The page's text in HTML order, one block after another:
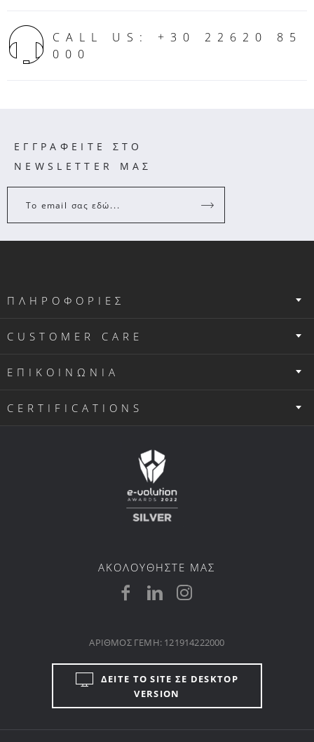
CALL US: +30 22620 85
000
ΕΓΓΡΑΦΕΙΤΕ ΣΤΟ
NEWSLETTER ΜΑΣ
Το email σας εδώ...
ΠΛΗΡΟΦΟΡΙΕΣ
CUSTOMER CARE
ΕΠΙΚΟΙΝΩΝΙΑ
CERTIFICATIONS
ΑΚΟΛΟΥΘΗΣΤΕ ΜΑΣ
ΔΕΙΤΕ ΤΟ SITE ΣΕ DESKTOP
VERSION
ΑΡΙΘΜΟΣ ΓΕΜΗ: 121914222000